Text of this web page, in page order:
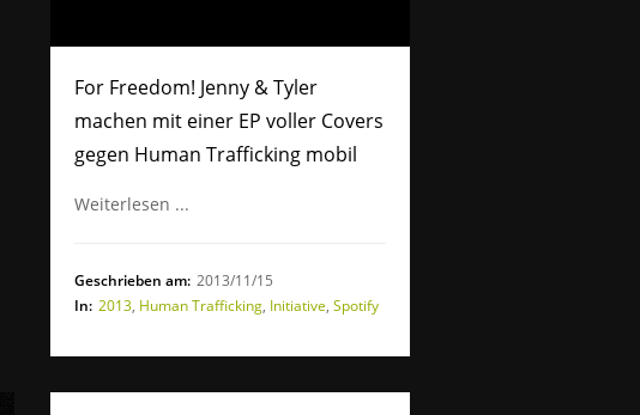
For Freedom! Jenny & Tyler
machen mit einer EP voller Covers
gegen Human Trafficking mobil
Weiterlesen ...
Geschrieben am: 2013/11/15
In: 2013, Human Trafficking, Initiative, Spotify